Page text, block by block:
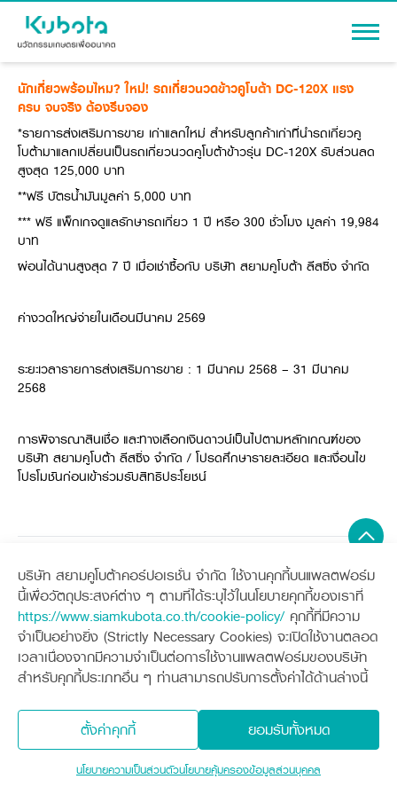
บริษัท สยามคูโบต้าคอร์ปอเรชั่น จำกัด ใช้งานคุกกี้บนแพลตฟอร์ม
นี้เพื่อวัตถุประสงค์ต่าง ๆ ตามที่ได้ระบุไว้ในนโยบายคุกกี้ของเราที่
https://www.siamkubota.co.th/cookie-policy/คุกกี้ที่มีความ
จำเป็นอย่างยิ่ง (Strictly Necessary Cookies) จะเปิดใช้งานตลอด
เวลาเนื่องจากมีความจำเป็นต่อการใช้งานแพลตฟอร์มของบริษัท
สำหรับคุกกี้ประเภทอื่น ๆ ท่านสามารถปรับการตั้งค่าได้ด้านล่างนี้
ยอมรับทั้งหมด
ตั้งค่าคุกกี้
นโยบายความเป็นส่วนตัวนโยบายคุ้มครองข้อมูลส่วนบุคคล
เข้าสู่ระบบ
สินค้า
เครื่องจักรกลการเกษตร
แทรกเตอร์
อุปกรณ์ต่อพ่วงแทรกเตอร์
รถดำนา
เครื่องยนต์ดีเซล
รถไถ
เครื่องจักรกลก่อสร้าง
รถขุดขนาดเล็ก
โดรนการเกษตร
โปรโมชัน
สาระความรู้
ผู้แทนจำหน่าย
เครื่องจักรกลการเกษตร
ศูนย์จำหน่ายกล้าแผ่นฯ
สิ่งที่ผู้ลงทุนจะได้รับ
การลงทุนรายได้และจุดคุ้มทุน
รู้จักสยามคูโบต้า
วิสัยทัศน์และนโยบาย
4 หัวใจหลักของธุรกิจ
มาตรฐานสู่ความเป็นผู้นำในเอเชีย
ที่มา
สินค้าที่ส่งออก
สำนักงานต่างประเทศ
ศูนย์บริการในต่างประเทศ
ประเทศคู่ค้า
สมัครงาน
สมัครงานคูโบต้า
ตำแหน่งงานว่าง
นักศึกษาฝึกงาน
ข่าวสาร
ข่าวสาร
โฆษณาคูโบต้า
ข่าวกิจกรรมเพื่อสังคม
โครงการตามแนวพระราชดำริ
การพัฒนาชุมชน และสังคม
การศึกษา และเยาวชน
คูโบต้าร่วมมือเกษตรร่วมใจ
โครงการเกษตรแปลงใหญ่
เอกสารดาวน์โหลด
บริการหลังการขาย
เช่าซื้อ
คูโบต้า สโตร์
KAS เกษตรครบวงจร
คูโบต้าฟาร์ม
คูโบต้าแฟมิลี่
ไทย English
นักเกี่ยวพร้อมไหม? ใหม่! รถเกี่ยวนวดข้าวคูโบต้า DC-120X แรง
ครบ จบจริง ต้องรีบจอง
*รายการส่งเสริมการขาย เก่าแลกใหม่ สำหรับลูกค้าเก่าที่นำรถเกี่ยวคู
โบต้ามาแลกเปลี่ยนเป็นรถเกี่ยวนวดคูโบต้าข้าวรุ่น DC-120X รับส่วนลด
สูงสุด 125,000 บาท
**ฟรี บัตรน้ำมันมูลค่า 5,000 บาท
*** ฟรี แพ็กเกจดูแลรักษารถเกี่ยว 1 ปี หรือ 300 ชั่วโมง มูลค่า 19,984
บาท
ผ่อนได้นานสูงสุด 7 ปี เมื่อเช่าซื้อกับ บริษัท สยามคูโบต้า ลีสซิ่ง จำกัด
ค่างวดใหญ่จ่ายในเดือนมีนาคม 2569
ระยะเวลารายการส่งเสริมการขาย : 1 มีนาคม 2568 – 31 มีนาคม
2568
การพิจารณาสินเชื่อ และทางเลือกเงินดาวน์เป็นไปตามหลักเกณฑ์ของ
บริษัท สยามคูโบต้า ลีสซิ่ง จำกัด / โปรดศึกษารายละเอียด และเงื่อนไข
โปรโมชันก่อนเข้าร่วมรับสิทธิประโยชน์
Sitemap
เครื่องจักรกลการเกษตร
แทรกเตอร์
อุปกรณ์ต่อพ่วงแทรกเตอร์
รถเกี่ยวนวดข้าว
ชุดอุปกรณ์เสริมรถดำนา
เครื่องยนต์ดีเซล
รถไถ
เครื่องจักรกลก่อสร้าง
รถขุดขนาดเล็ก
อุปกรณ์ต่อพ่วงรถขุด
รถตักล้อยาง
ช่องทางการติดตาม ศูนย์ลูกค้าสัมพันธ์คูโบต้า คอนเนค
สงวนลิขสิทธิ์ © 2560 บริษัทสยามคูโบต้า คอร์ปอเรชั่น จำกัด
นโยบายคุ้มครองข้อมูลส่วนบุคคล นโยบายความเป็นส่วนตัว